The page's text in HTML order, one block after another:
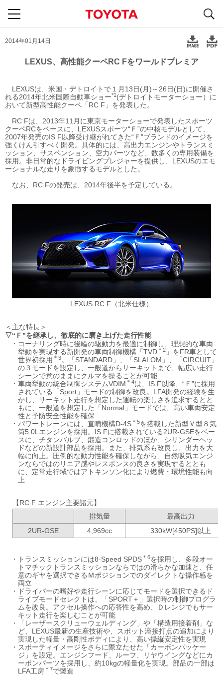
2014年01月14日
LEXUS、高性能クーペRC Fをワールドプレミア
LEXUSは、米国・デトロイトで１月13日(月)～26日(日)に開催さ
れる2014年北米国際自動車ショー*1 (デトロイトモーターショー）に
おいて新型高性能クーペ「RC F」を発表した。
RC Fは、2013年11月に東京モーターショーで発表したスポーツ
クーペRCをベースに、LEXUSスポーツ“Ｆ”の中核モデルとして、
2007年発売のIS F以降受け継がれてきた“Ｆ”ブランドのイメージを
強くけん引すべく開発。具体的には、高出力エンジンやトランスミ
ッション、サスペンション、空力パーツなど、数多くの専用装備を
採用。非日常的なドライビングプレジャーを提供し、LEXUSのエモ
ーショナルな走りを象徴するモデルとした。
なお、RC Fの発売は、2014年後半を予定している。
LEXUS RC F（北米仕様）
＜主な特長＞
▽“Ｆ”を継承し、徹底的に磨き上げた走行性能
・ コーナリング時に後輪の駆動力を最適に制御し、理想的な車両
挙動を実現する新開発の車両制御機構「TVD ＊2 」をFR車として
世界初採用 ＊3。「STANDARD」、「SLALOM」、「CIRCUIT」
の３モードを設定し、一般道からサーキットまで、幅広い走行
シーンで意のままにクルマを操ることが可能
・ 車両挙動の統合制御システムVDIM ＊4は、IS F以降、“Ｆ”に採用
されている「Sport」モードの制御を改良。LFA開発の経験を生
かし、サーキット走行を想定した運転の楽しさを追求するとと
もに、一般道を想定した「Normal」モードでは、高い車両安定
性と予防安全性能を確保
・ パワートレーンには、直噴機構D-4S ＊5を搭載した新型Ｖ型８気
筒5.0Lエンジンを採用。IS Fに搭載されている2UR-GSEをベー
スに、チタンバルブ、鍛造コンロッドのほか、シリンダーヘッ
ドなどの新設計部品を採用。また、排気系も改良し、出力を大
幅に向上。圧倒的な動力性能を確保しながら、自然吸気エンジ
ンならではのリニア感やレスポンスの良さを実現するととも
に、定常走行域ではアトキンソン化により燃費・環境性能も向
上
【RC F エンジン主要諸元】
排気量
最高出力
2UR-GSE
4,969cc 330kW[450PS]以上
・ トランスミッションには8-Speed SPDS ＊6を採用し、多段オー
トマチックトランスミッションならではの滑らかな加速と、任
意のギヤを選択できるＭポジションでのダイレクトな操作感を
両立
・
ドライバーの嗜好や走行シーンに応じてモードを選択できるド
ライブモードセレクトは、「SPORT＋」選択時の制御プログラ
ムを改良。アクセル操作への応答性を高め、Ｄレンジでもサー
キット走行を楽しむことが可能
・
「レーザースクリューウェルディング」や「構造用接着剤」な
ど、LEXUS最新の生産技術や、スポット溶接打点の追加により
実現した軽量・高剛性ボディにより、高い操縦安定性を実現
・ スポーティイメージをさらに際立たせた「カーボンパッケー
ジ」を設定。エンジンフード、ルーフ、リヤウイングなどにカ
ーボンパーツを採用し、約10kgの軽量化を実現。部品の一部は
LFA工房 ＊7で製造